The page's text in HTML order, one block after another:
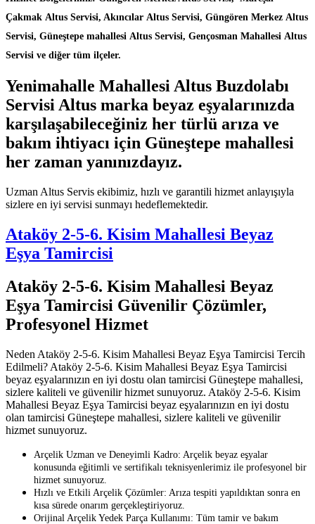
Çakmak Altus Servisi, Akıncılar Altus Servisi, Güngören Merkez Altus
Servisi, Güneştepe mahallesi Altus Servisi, Gençosman Mahallesi Altus
Servisi ve diğer tüm ilçeler.
Yenimahalle Mahallesi Altus Buzdolabı
Servisi Altus marka beyaz eşyalarınızda
karşılaşabileceğiniz her türlü arıza ve
bakım ihtiyacı için Güneştepe mahallesi
her zaman yanınızdayız.
Uzman Altus Servis ekibimiz, hızlı ve garantili hizmet anlayışıyla
sizlere en iyi servisi sunmayı hedeflemektedir.
Ataköy 2-5-6. Kisim Mahallesi Beyaz
Eşya Tamircisi
Ataköy 2-5-6. Kisim Mahallesi Beyaz
Eşya Tamircisi Güvenilir Çözümler,
Profesyonel Hizmet
Neden Ataköy 2-5-6. Kisim Mahallesi Beyaz Eşya Tamircisi Tercih
Edilmeli? Ataköy 2-5-6. Kisim Mahallesi Beyaz Eşya Tamircisi
beyaz eşyalarınızın en iyi dostu olan tamircisi Güneştepe mahallesi,
sizlere kaliteli ve güvenilir hizmet sunuyoruz. Ataköy 2-5-6. Kisim
Mahallesi Beyaz Eşya Tamircisi beyaz eşyalarınızın en iyi dostu
olan tamircisi Güneştepe mahallesi, sizlere kaliteli ve güvenilir
hizmet sunuyoruz.
Arçelik Uzman ve Deneyimli Kadro: Arçelik beyaz eşyalar
konusunda eğitimli ve sertifikalı teknisyenlerimiz ile profesyonel bir
hizmet sunuyoruz.
Hızlı ve Etkili Arçelik Çözümler: Arıza tespiti yapıldıktan sonra en
kısa sürede onarım gerçekleştiriyoruz.
Orijinal Arçelik Yedek Parça Kullanımı: Tüm tamir ve bakım